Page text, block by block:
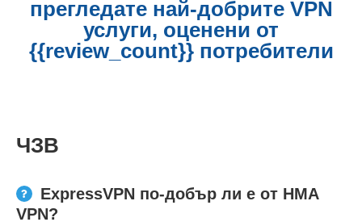
прегледате най-добрите VPN
услуги, оценени от
{{review_count}} потребители
ЧЗВ
ExpressVPN по-добър ли е от HMA
VPN?